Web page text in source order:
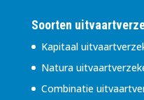
Soorten
Kapitaal
Natura
Combinatie